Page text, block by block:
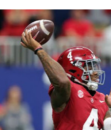
League 2026 - Week 10
- Regular season
por fin para Chelsea
de Europa de MTB 2026
Europa de remo 2026
femenino 2026